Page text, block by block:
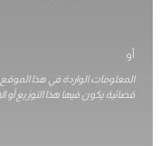
الواردة في هذا الموقع ليست
يكون فيها هذا التوزيع أو الاستخدام